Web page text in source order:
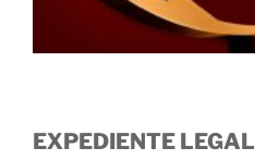
EXPEDIENTE LEGAL